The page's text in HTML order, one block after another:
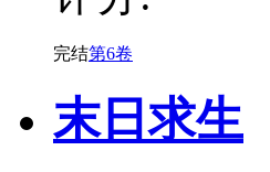
完结第6卷
末日求生